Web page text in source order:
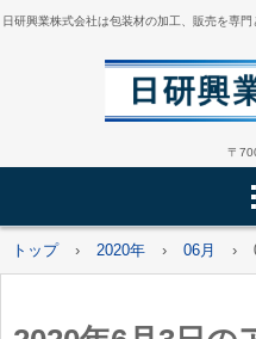
日研興業株式会社は包装材の加工、販売を専門
〒
トップ › 2020年 › 06月 ›